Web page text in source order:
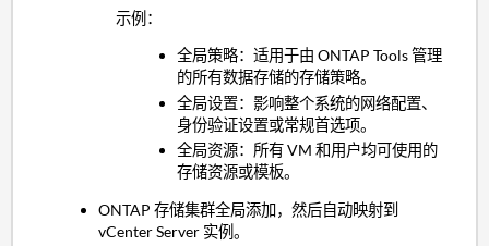
示例：
全局策略：适用于由 ONTAP Tools 管理
的所有数据存储的存储策略。
全局设置：影响整个系统的网络配置、
身份验证设置或常规首选项。
全局资源：所有 VM 和用户均可使用的
存储资源或模板。
ONTAP 存储集群全局添加，然后自动映射到
vCenter Server 实例。